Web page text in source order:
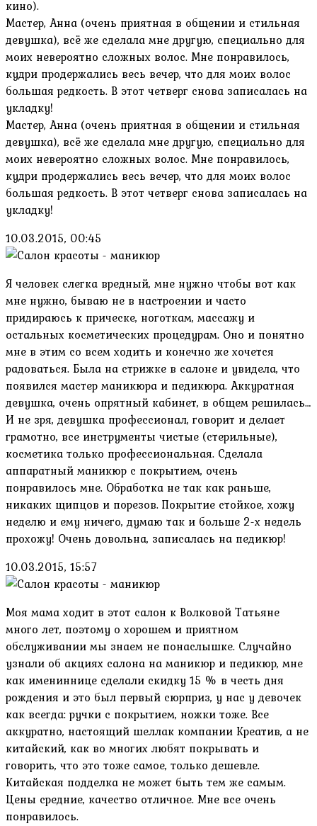
кино).
Мастер, Анна (очень приятная в общении и стильная
девушка), всё же сделала мне другую, специально для
моих невероятно сложных волос. Мне понравилось,
кудри продержались весь вечер, что для моих волос
большая редкость. В этот четверг снова записалась на
укладку!
Мастер, Анна (очень приятная в общении и стильная
девушка), всё же сделала мне другую, специально для
моих невероятно сложных волос. Мне понравилось,
кудри продержались весь вечер, что для моих волос
большая редкость. В этот четверг снова записалась на
укладку!
10.03.2015, 00:45
Я человек слегка вредный, мне нужно чтобы вот как
мне нужно, бываю не в настроении и часто
придираюсь к прическе, ноготкам, массажу и
остальных косметических процедурам. Оно и понятно
мне в этим со всем ходить и конечно же хочется
радоваться. Была на стрижке в салоне и увидела, что
появился мастер маникюра и педикюра. Аккуратная
девушка, очень опрятный кабинет, в общем решилась…
И не зря, девушка профессионал, говорит и делает
грамотно, все инструменты чистые (стерильные),
косметика только профессиональная. Сделала
аппаратный маникюр с покрытием, очень
понравилось мне. Обработка не так как раньше,
никаких щипцов и порезов. Покрытие стойкое, хожу
неделю и ему ничего, думаю так и больше 2-х недель
прохожу! Очень довольна, записалась на педикюр!
10.03.2015, 15:57
Моя мама ходит в этот салон к Волковой Татьяне
много лет, поэтому о хорошем и приятном
обслуживании мы знаем не понаслышке. Случайно
узнали об акциях салона на маникюр и педикюр, мне
как имениннице сделали скидку 15 % в честь дня
рождения и это был первый сюрприз, у нас у девочек
как всегда: ручки с покрытием, ножки тоже. Все
аккуратно, настоящий шеллак компании Креатив, а не
китайский, как во многих любят покрывать и
говорить, что это тоже самое, только дешевле.
Китайская подделка не может быть тем же самым.
Цены средние, качество отличное. Мне все очень
понравилось.